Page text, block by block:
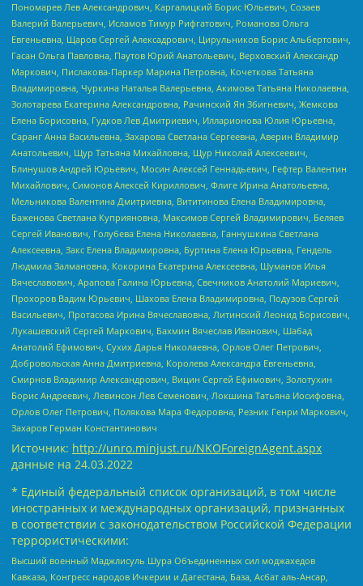
Пономарев Лев Александрович, Каргалицкий Борис Юльевич, Созаев
Валерий Валерьевич, Исламов Тимур Рифгатович, Романова Ольга
Евгеньевна, Щаров Сергей Алексадрович, Цирульников Борис Альбертович,
Гасан Ольга Павловна, Паутов Юрий Анатольевич, Верховский Александр
Маркович, Пислакова-Паркер Марина Петровна, Кочеткова Татьяна
Владимировна, Чуркина Наталья Валерьевна, Акимова Татьяна Николаевна,
Золотарева Екатерина Александровна, Рачинский Ян Збигневич, Жемкова
Елена Борисовна, Гудков Лев Дмитриевич, Илларионова Юлия Юрьевна,
Саранг Анна Васильевна, Захарова Светлана Сергеевна, Аверин Владимир
Анатольевич, Щур Татьяна Михайловна, Щур Николай Алексеевич,
Блинушов Андрей Юрьевич, Мосин Алексей Геннадьевич, Гефтер Валентин
Михайлович, Симонов Алексей Кириллович, Флиге Ирина Анатольевна,
Мельникова Валентина Дмитриевна, Вититинова Елена Владимировна,
Баженова Светлана Куприяновна, Максимов Сергей Владимирович, Беляев
Сергей Иванович, Голубева Елена Николаевна, Ганнушкина Светлана
Алексеевна, Закс Елена Владимировна, Буртина Елена Юрьевна, Гендель
Людмила Залмановна, Кокорина Екатерина Алексеевна, Шуманов Илья
Вячеславович, Арапова Галина Юрьевна, Свечников Анатолий Мариевич,
Прохоров Вадим Юрьевич, Шахова Елена Владимировна, Подузов Сергей
Васильевич, Протасова Ирина Вячеславовна, Литинский Леонид Борисович,
Лукашевский Сергей Маркович, Бахмин Вячеслав Иванович, Шабад
Анатолий Ефимович, Сухих Дарья Николаевна, Орлов Олег Петрович,
Добровольская Анна Дмитриевна, Королева Александра Евгеньевна,
Смирнов Владимир Александрович, Вицин Сергей Ефимович, Золотухин
Борис Андреевич, Левинсон Лев Семенович, Локшина Татьяна Иосифовна,
Орлов Олег Петрович, Полякова Мара Федоровна, Резник Генри Маркович,
Захаров Герман Константинович
Источник: http://unro.minjust.ru/NKOForeignAgent.aspx
данные на 24.03.2022
* Единый федеральный список организаций, в том числе
иностранных и международных организаций, признанных
в соответствии с законодательством Российской Федерации
террористическими:
Высший военный Маджлисуль Шура Объединенных сил моджахедов
Кавказа, Конгресс народов Ичкерии и Дагестана, База, Асбат аль-Ансар,